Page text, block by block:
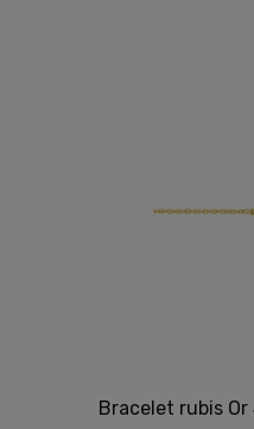
Bracelet rubis Or